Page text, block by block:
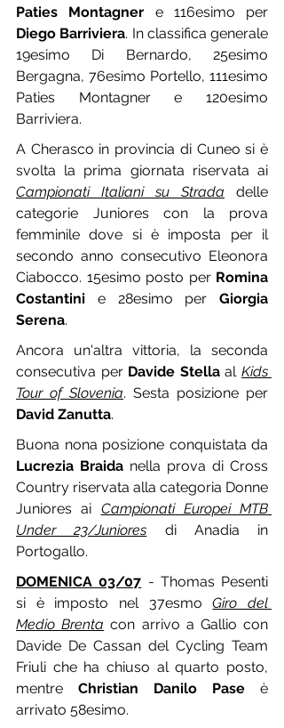
Paties Montagner
Diego Barriviera. In classifica generale
19esimo Di Bernardo, 25esimo
Bergagna, 76esimo Portello, 111esimo
Paties Montagner e 120esimo
Barriviera.
A Cherasco in provincia di Cuneo si è
Campionati Italiani su Strada delle
categorie Juniores con la prova
femminile dove si è imposta per il
secondo anno consecutivo Eleonora
Ciabocco. 15esimo posto per Romina
Costantini e 28esimo per Giorgia
Serena.
Ancora un'altra vittoria, la seconda
consecutiva per Davide Stella al Kids
Tour of Slovenia
David Zanutta.
Lucrezia Braida nella prova di Cross
Country riservata alla categoria Donne
Juniores ai Campionati Europei MTB
Under 23/Juniores di Anadia in
Portogallo.
DOMENICA 03/07 - Thomas Pesenti
si è imposto nel 37esmo Giro del
Medio Brenta con arrivo a Gallio con
Davide De Cassan del Cycling Team
Friuli che ha chiuso al quarto posto,
mentre Christian Danilo Pase è
arrivato 58esimo.